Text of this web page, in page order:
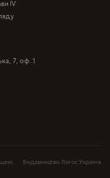
IV
7, оф. 1
Видавництво Логос Україна